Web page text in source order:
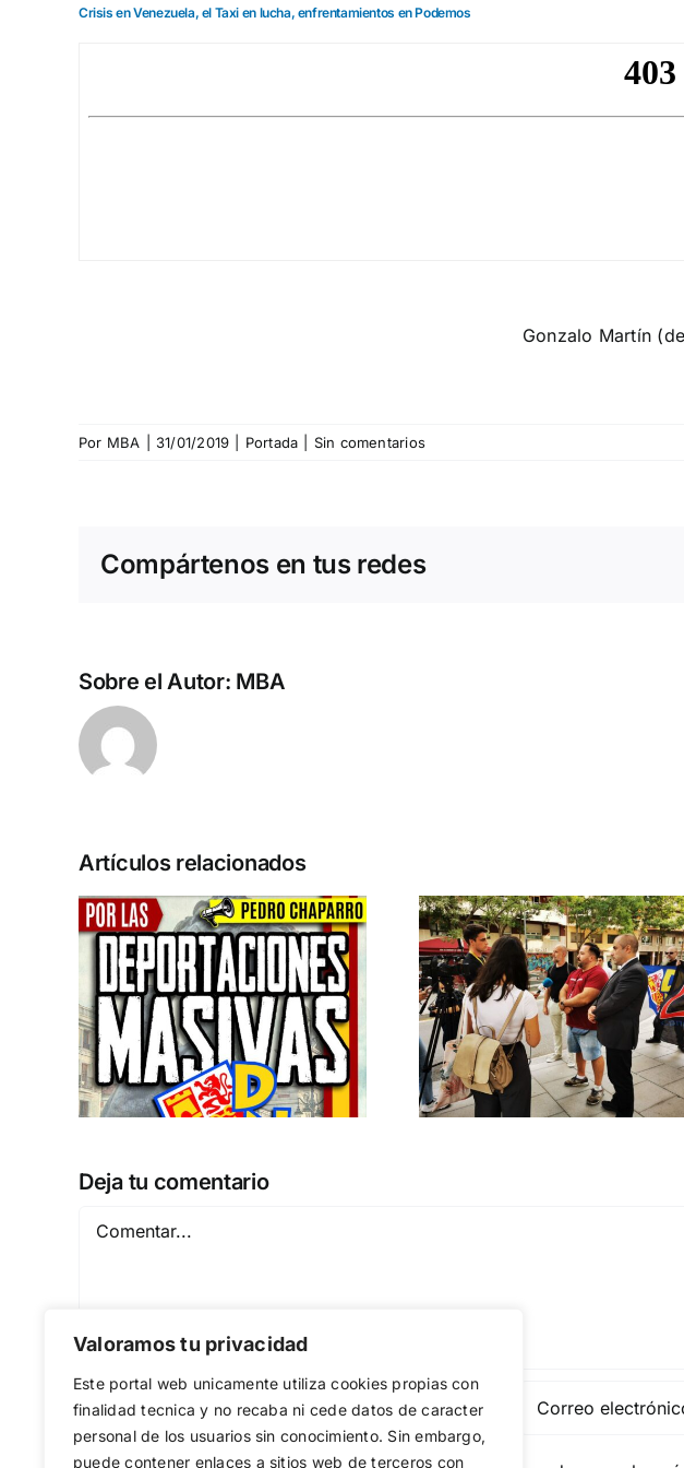
Valoramos tu privacidad
Este portal web unicamente utiliza cookies propias con
finalidad tecnica y no recaba ni cede datos de caracter
personal de los usuarios sin conocimiento. Sin embargo,
puede contener enlaces a sitios web de terceros con
Crisis en Venezuela, el Taxi en lucha, enfrentamientos en Podemos
Gonzalo Martín
Por MBA 31/01/2019 Portada Sin comentarios
Compártenos en tus redes
Sobre el Autor: MBA
Artículos relacionados
Acto en Barcelona:
España y Serbia
contra el
separatismo
globalista
11 DE SEPTIEMBRE: DN EN BARCELONA
Crónica acto
contra la
migratoria y
gran
MADRID 4 DE
Deja tu comentario
Comentar